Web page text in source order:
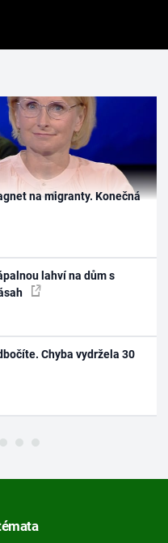
na migranty. Konečná
lahví na dům s
Chyba vydržela 30